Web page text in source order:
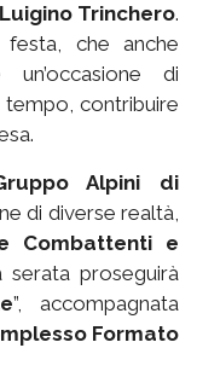
Trinchero.
che anche
un’occasione di
contribuire
Alpini di
di diverse realtà,
Combattenti e
proseguirà
”, accompagnata
Formato